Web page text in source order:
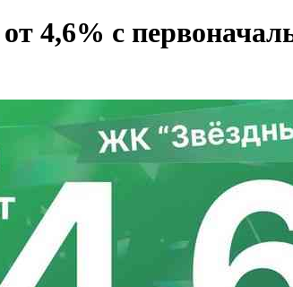
4,6% с